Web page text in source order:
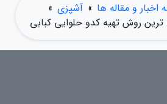
اخبار و مقاله ها » آشپزی »
روش تهیه کدو حلوایی کبابی